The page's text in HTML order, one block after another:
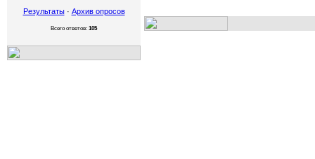
Результаты· Архив опросов
Всего ответов: 105